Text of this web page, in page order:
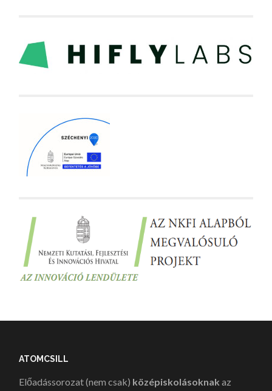
ATOMCSILL
Előadássorozat (nem csak) középiskolásoknak az